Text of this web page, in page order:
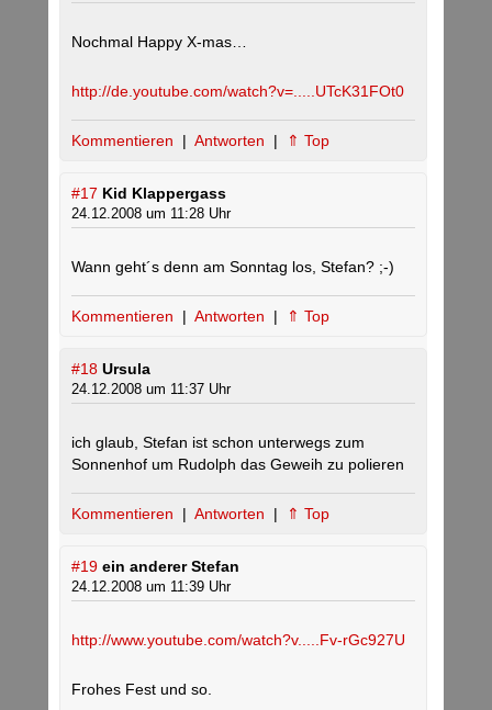
Nochmal Happy X-mas…
http://de.youtube.com/watch?v=.....UTcK31FOt0
Kommentieren | Antworten | ⇑ Top
#17 Kid Klappergass
24.12.2008 um 11:28 Uhr
Wann geht´s denn am Sonntag los, Stefan? ;-)
Kommentieren | Antworten | ⇑ Top
#18 Ursula
24.12.2008 um 11:37 Uhr
ich glaub, Stefan ist schon unterwegs zum
Sonnenhof um Rudolph das Geweih zu polieren
Kommentieren | Antworten | ⇑ Top
#19 ein anderer Stefan
24.12.2008 um 11:39 Uhr
http://www.youtube.com/watch?v.....Fv-rGc927U
Frohes Fest und so.